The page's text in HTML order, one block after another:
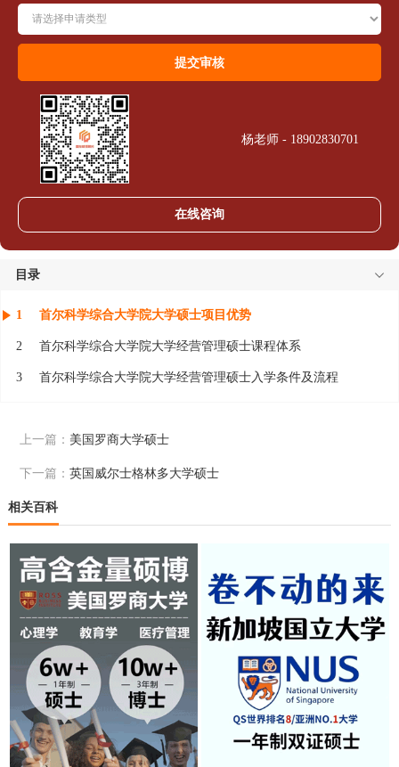
杨老师 - 18902830701
在线咨询
目录
1 首尔科学综合大学院大学硕士项目优势
2 首尔科学综合大学院大学经营管理硕士课程体系
3 首尔科学综合大学院大学经营管理硕士入学条件及流程
上一篇： 美国罗商大学硕士
下一篇：英国威尔士格林多大学硕士
相关百科